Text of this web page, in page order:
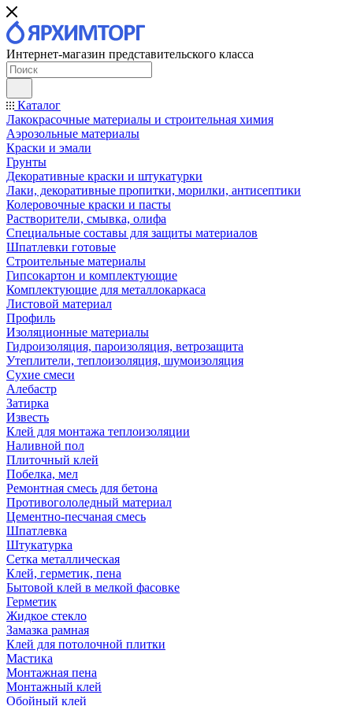
Интернет-магазин представительского класса
Каталог
Лакокрасочные материалы и строительная химия
Аэрозольные материалы
Краски и эмали
Грунты
Декоративные краски и штукатурки
Лаки, декоративные пропитки, морилки, антисептики
Колеровочные краски и пасты
Растворители, смывка, олифа
Специальные составы для защиты материалов
Шпатлевки готовые
Строительные материалы
Гипсокартон и комплектующие
Комплектующие для металлокаркаса
Листовой материал
Профиль
Изоляционные материалы
Гидроизоляция, пароизоляция, ветрозащита
Утеплители, теплоизоляция, шумоизоляция
Сухие смеси
Алебастр
Затирка
Известь
Клей для монтажа теплоизоляции
Наливной пол
Плиточный клей
Побелка, мел
Ремонтная смесь для бетона
Противогололедный материал
Цементно-песчаная смесь
Шпатлевка
Штукатурка
Сетка металлическая
Клей, герметик, пена
Бытовой клей в мелкой фасовке
Герметик
Жидкое стекло
Замазка рамная
Клей для потолочной плитки
Мастика
Монтажная пена
Монтажный клей
Обойный клей